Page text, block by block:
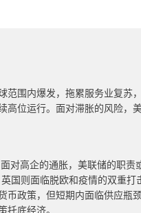
围内爆发，拖累服务业复
位运行。面对滞胀的风险
对高企的通胀，美联储的职
国则面临脱欧和疫情的双重
政策，但短期内面临供应
底经济。